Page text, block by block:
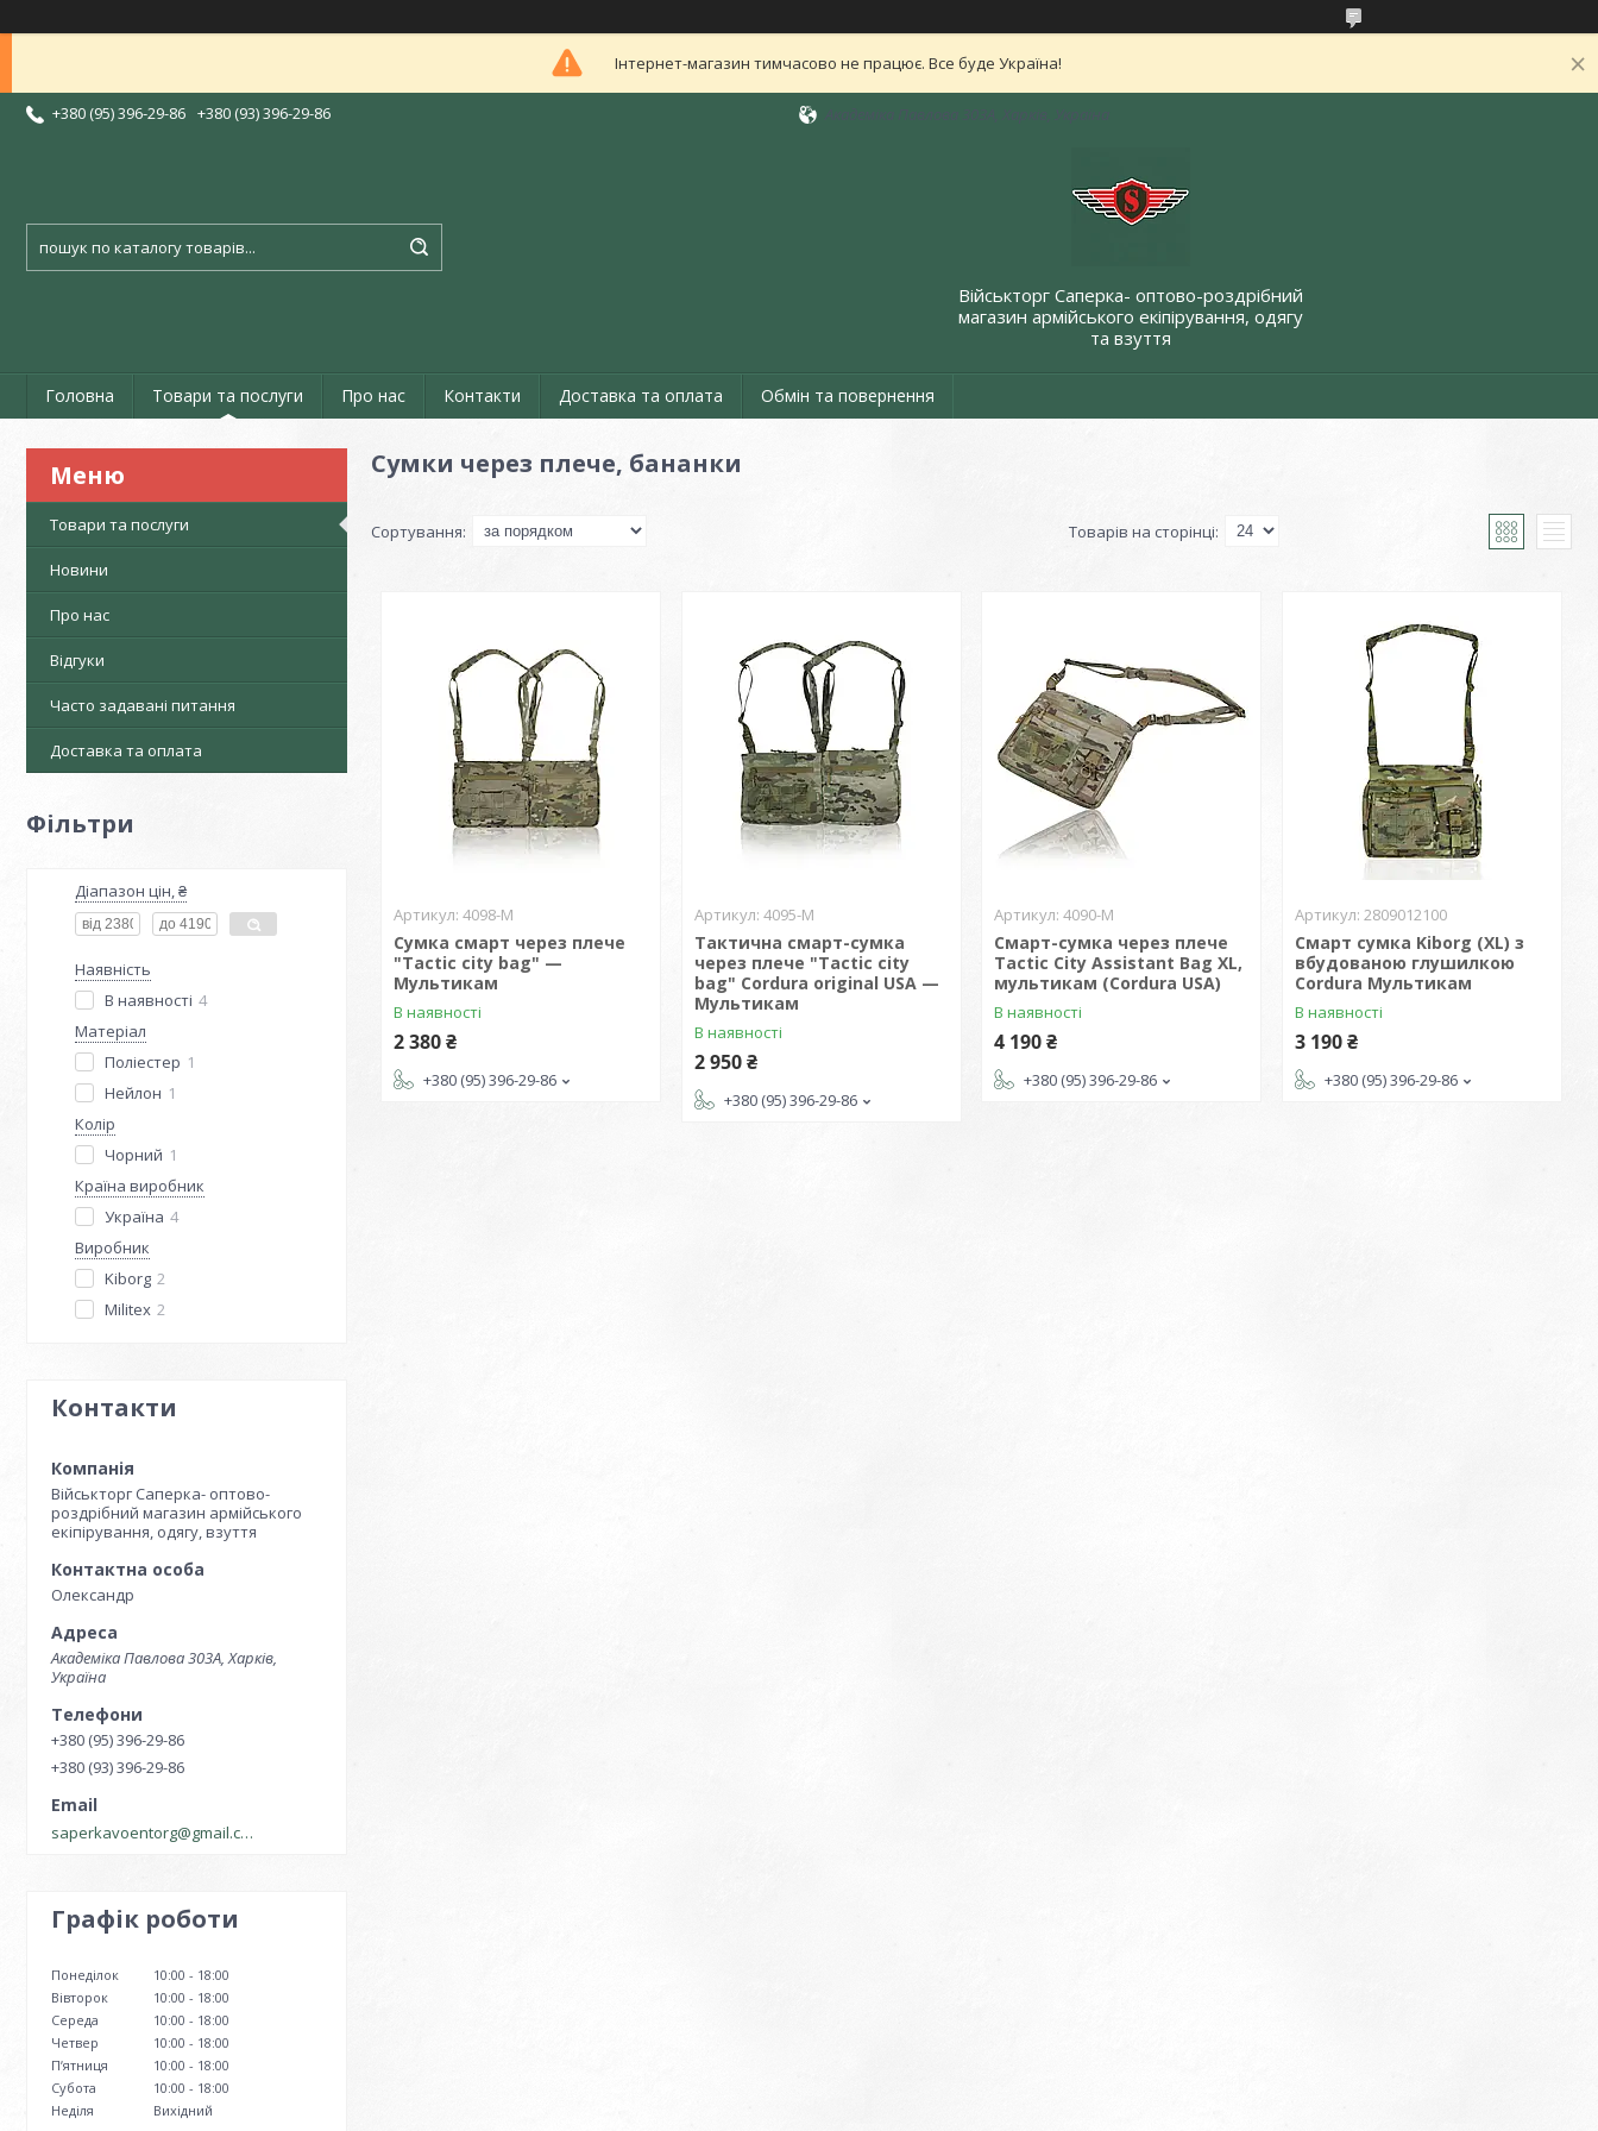
Інтернет-магазин тимчасово не працює. Все буде Україна!
+380 (95) 396-29-86 +380 (93) 396-29-86
Військторг Саперка- оптово-роздрібний
магазин армійського екіпірування, одягу
та взуття
Головна Товари та послуги Про нас Контакти Доставка та оплата Обмін та повернення
Товари та послуги
Новини
Про нас
Відгуки
Часто задавані питання
Доставка та оплата
Фільтри
Діапазон цін, ₴
Наявність
В наявності 4
Матеріал
Поліестер 1
Нейлон 1
Колір
Чорний 1
Країна виробник
Україна 4
Виробник
Kiborg 2
Militex 2
Контакти
Військторг Саперка- оптово-
роздрібний магазин армійського
екіпірування, одягу, взуття
Олександр
Академіка Павлова 303А, Харків,
Україна
+380 (95) 396-29-86
+380 (93) 396-29-86
saperkavoentorg@gmail.com
Графік роботи
Понеділок 10:00
18:00
Вівторок
10:00
18:00
Середа
10:00
18:00
Четвер
10:00
18:00
Пʼятниця
10:00
18:00
Субота
10:00
18:00
Неділя
Вихідний
Сумки через плече, бананки
4098-М
Сумка смарт через плече
"Tactic city bag" —
Мультикам
В наявності
2 380 ₴
+380 (95) 396-29-86
4095-М
Тактична смарт-сумка
через плече "Tactic city
bag" Cordura original USA —
Мультикам
В наявності
2 950 ₴
+380 (95) 396-29-86
4090-М
Смарт-сумка через плече
Tactic City Assistant Bag XL,
мультикам (Cordura USA)
В наявності
4 190 ₴
+380 (95) 396-29-86
2809012100
Смарт сумка Kiborg (XL) з
вбудованою глушилкою
Cordura Мультикам
В наявності
3 190 ₴
+380 (95) 396-29-86